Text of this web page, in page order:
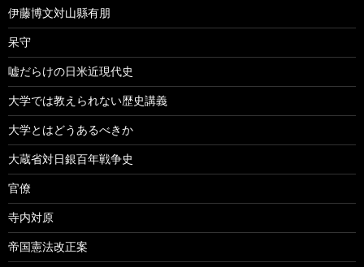
伊藤博文対山縣有朋
呆守
嘘だらけの日米近現代史
大学では教えられない歴史講義
大学とはどうあるべきか
大蔵省対日銀百年戦争史
官僚
寺内対原
帝国憲法改正案